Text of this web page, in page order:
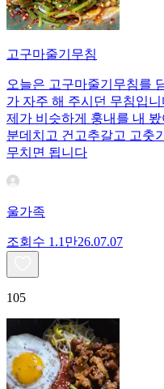
고구마줄기무침
오늘은 고구마줄기무침를
가 자주 해 주시던 무침입
제가 비슷하게 훙내를 내
분데치고 건고추갈고 고춧
무치면 됩니다
울가족
조회수 1.1만26.07.07
105